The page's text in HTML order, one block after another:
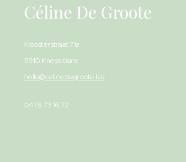
Céline De Groote
Kloosterstraat 71a
9910 Knesselare
hello@celinedegroote.be
0476 73 16 72